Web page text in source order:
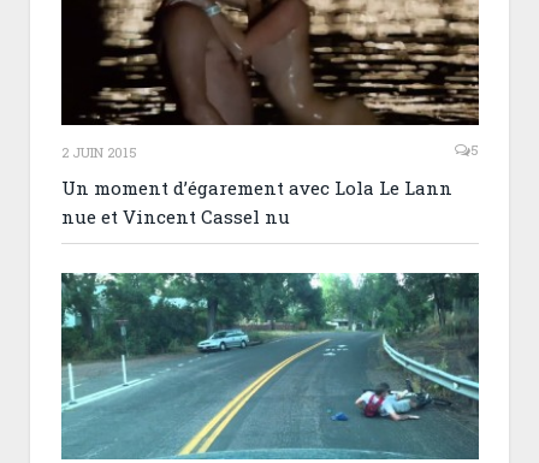
2 JUIN 2015 5
Un moment d’égarement avec Lola Le Lann
nue et Vincent Cassel nu